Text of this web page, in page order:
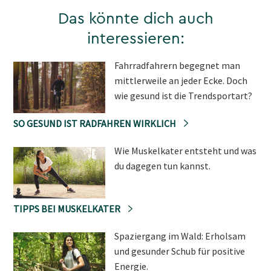
Das könnte dich auch
interessieren:
Fahrradfahrern begegnet man
mittlerweile an jeder Ecke. Doch
wie gesund ist die Trendsportart?
SO GESUND IST RADFAHREN WIRKLICH
Wie Muskelkater entsteht und was
du dagegen tun kannst.
TIPPS BEI MUSKELKATER
Spaziergang im Wald: Erholsam
und gesunder Schub für positive
Energie.